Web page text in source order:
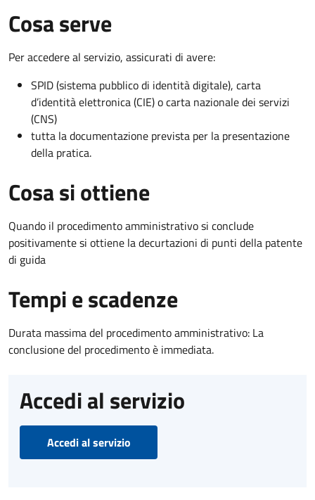
Cosa serve
Per accedere al servizio, assicurati di avere:
SPID (sistema pubblico di identità digitale), carta
d’identità elettronica (CIE) o carta nazionale dei servizi
(CNS)
tutta la documentazione prevista per la presentazione
della pratica.
Cosa si ottiene
Quando il procedimento amministrativo si conclude
positivamente si ottiene la decurtazioni di punti della patente
di guida
Tempi e scadenze
Durata massima del procedimento amministrativo: La
conclusione del procedimento è immediata.
Accedi al servizio
Accedi al servizio